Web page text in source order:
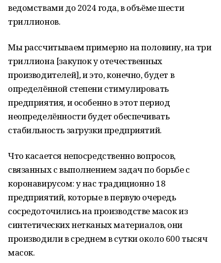
ведомствами до 2024 года, в объёме шести
триллионов.
Мы рассчитываем примерно на половину, на три
триллиона [закупок у отечественных
производителей],и это, конечно, будет в
определённой степени стимулировать
предприятия, и особенно в этот период
неопределённости будет обеспечивать
стабильность загрузки предприятий.
Что касается непосредственно вопросов,
связанных с выполнением задач по борьбе с
коронавирусом: у нас традиционно 18
предприятий, которые в первую очередь
сосредоточились на производстве масок из
синтетических нетканых материалов, они
производили в среднем в сутки около 600 тысяч
масок.